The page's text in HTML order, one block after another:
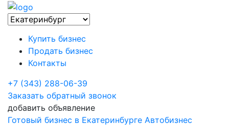
Купить бизнес
Продать бизнес
Контакты
+7 (343) 288-06-39
Заказать обратный звонок
добавить объявление
Готовый бизнес в Екатеринбурге Автобизнес